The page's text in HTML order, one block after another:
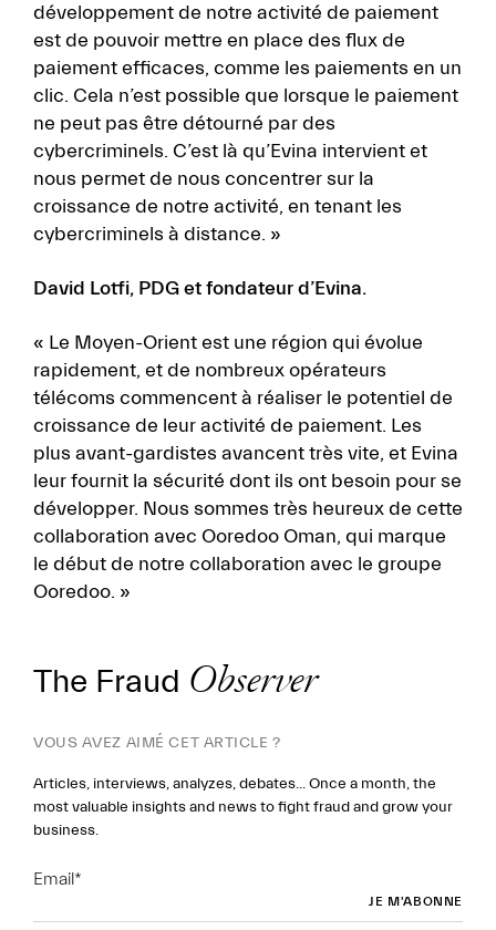
développement de notre activité de paiement
est de pouvoir mettre en place des flux de
paiement efficaces, comme les paiements en un
clic. Cela n’est possible que lorsque le paiement
ne peut pas être détourné par des
cybercriminels. C’est là qu’Evina intervient et
nous permet de nous concentrer sur la
croissance de notre activité, en tenant les
cybercriminels à distance. »
David Lotfi, PDG et fondateur d’Evina.
« Le Moyen-Orient est une région qui évolue
rapidement, et de nombreux opérateurs
télécoms commencent à réaliser le potentiel de
croissance de leur activité de paiement. Les
plus avant-gardistes avancent très vite, et Evina
leur fournit la sécurité dont ils ont besoin pour se
développer. Nous sommes très heureux de cette
collaboration avec Ooredoo Oman, qui marque
le début de notre collaboration avec le groupe
Ooredoo. »
The Fraud Observer
VOUS AVEZ AIMÉ CET ARTICLE ?
Articles, interviews, analyzes, debates... Once a month, the
most valuable insights and news to fight fraud and grow your
business.
Email*